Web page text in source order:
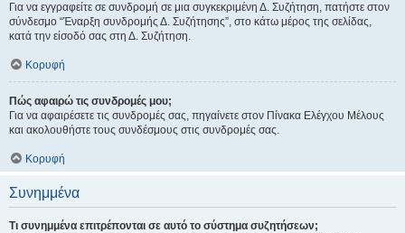
Για να εγγραφείτε σε συνδρομή σε μια συγκεκριμένη Δ. Συζήτηση, πατήστε στον
σύνδεσμο “Έναρξη συνδρομής Δ. Συζήτησης”, στο κάτω μέρος της σελίδας,
κατά την είσοδό σας στη Δ. Συζήτηση.
Κορυφή
Πώς αφαιρώ τις συνδρομές μου;
Για να αφαιρέσετε τις συνδρομές σας, πηγαίνετε στον Πίνακα Ελέγχου Μέλους
και ακολουθήστε τους συνδέσμους στις συνδρομές σας.
Κορυφή
Συνημμένα
Τι συνημμένα επιτρέπονται σε αυτό το σύστημα συζητήσεων;